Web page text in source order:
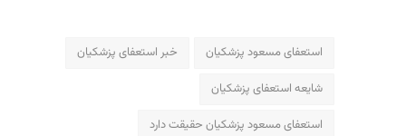
استعفای مسعود پزشکیان
خبر استعفای پزشکیان
شایعه استعفای پزشکیان
استعفای مسعود پزشکیان حقیقت دارد